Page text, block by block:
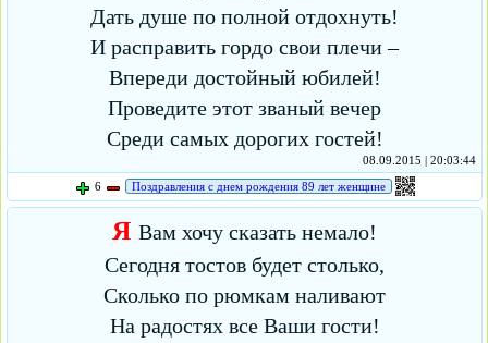
Дать душе по полной отдохнуть!
И расправить гордо свои плечи –
Впереди достойный юбилей!
Проведите этот званый вечер
Среди самых дорогих гостей!
08.09.2015 | 20:03:44
6
Поздравления с днем рождения 89 лет женщине
Я Вам хочу сказать немало!
Сегодня тостов будет столько,
Сколько по рюмкам наливают
На радостях все Ваши гости!